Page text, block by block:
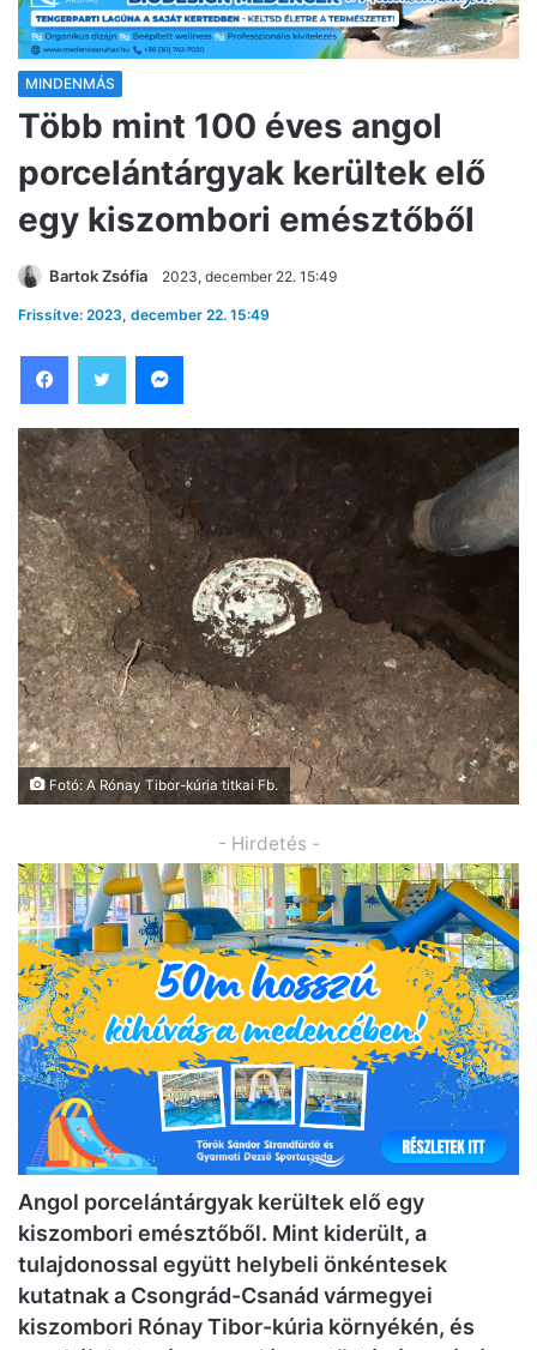
MINDENMÁS
Több mint 100 éves angol
porcelántárgyak kerültek elő
egy kiszombori emésztőből
Bartok Zsófia 2023, december 22. 15:49
Frissítve: 2023, december 22. 15:49
Fotó: A Rónay Tibor-kúria titkai Fb.
- Hirdetés -
Angol porcelántárgyak kerültek elő egy
kiszombori emésztőből. Mint kiderült, a
tulajdonossal együtt helybeli önkéntesek
kutatnak a Csongrád-Csanád vármegyei
kiszombori Rónay Tibor-kúria környékén, és